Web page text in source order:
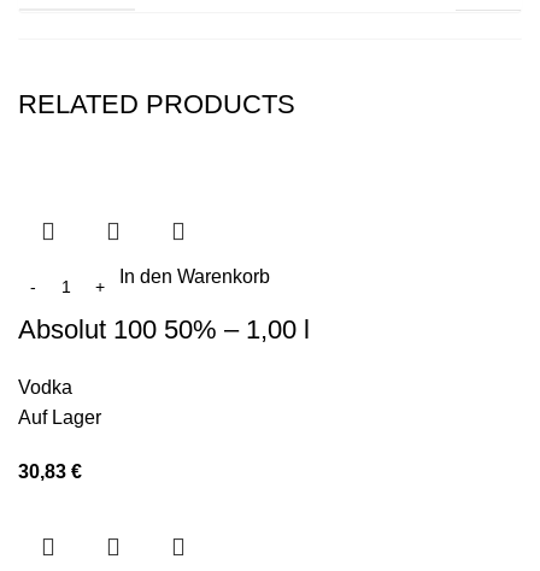
RELATED PRODUCTS
In den Warenkorb
Absolut 100 50% – 1,00 l
Vodka
Auf Lager
30,83 €